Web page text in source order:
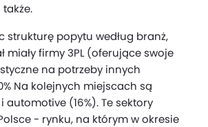
strukturę popytu według branż,
miały firmy 3PL (oferujące swoje
na potrzeby innych
Na kolejnych miejscach są
automotive (16%). Te sektory
- rynku, na którym w okresie